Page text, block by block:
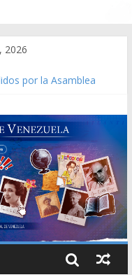
2026
por la Asamblea
año CXXXIII Mes V,
Bor